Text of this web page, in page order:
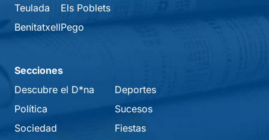
Teulada
Benitatxell
Els Poblets
Pego
Secciones
Descubre el D*na
Política
Sociedad
Deportes
Sucesos
Fiestas